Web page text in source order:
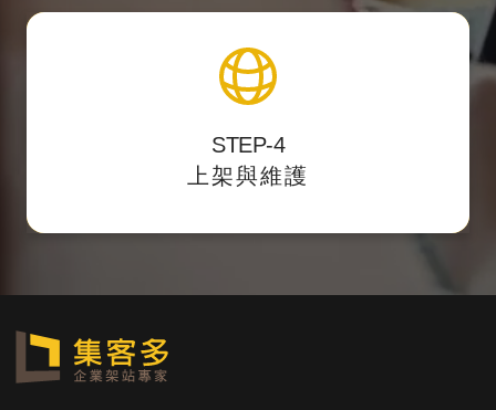
STEP-4
上架與維護
上架與維護
提供後台測試點，校對後正式上架，
網站sitemap提供搜尋引擎蒐錄。